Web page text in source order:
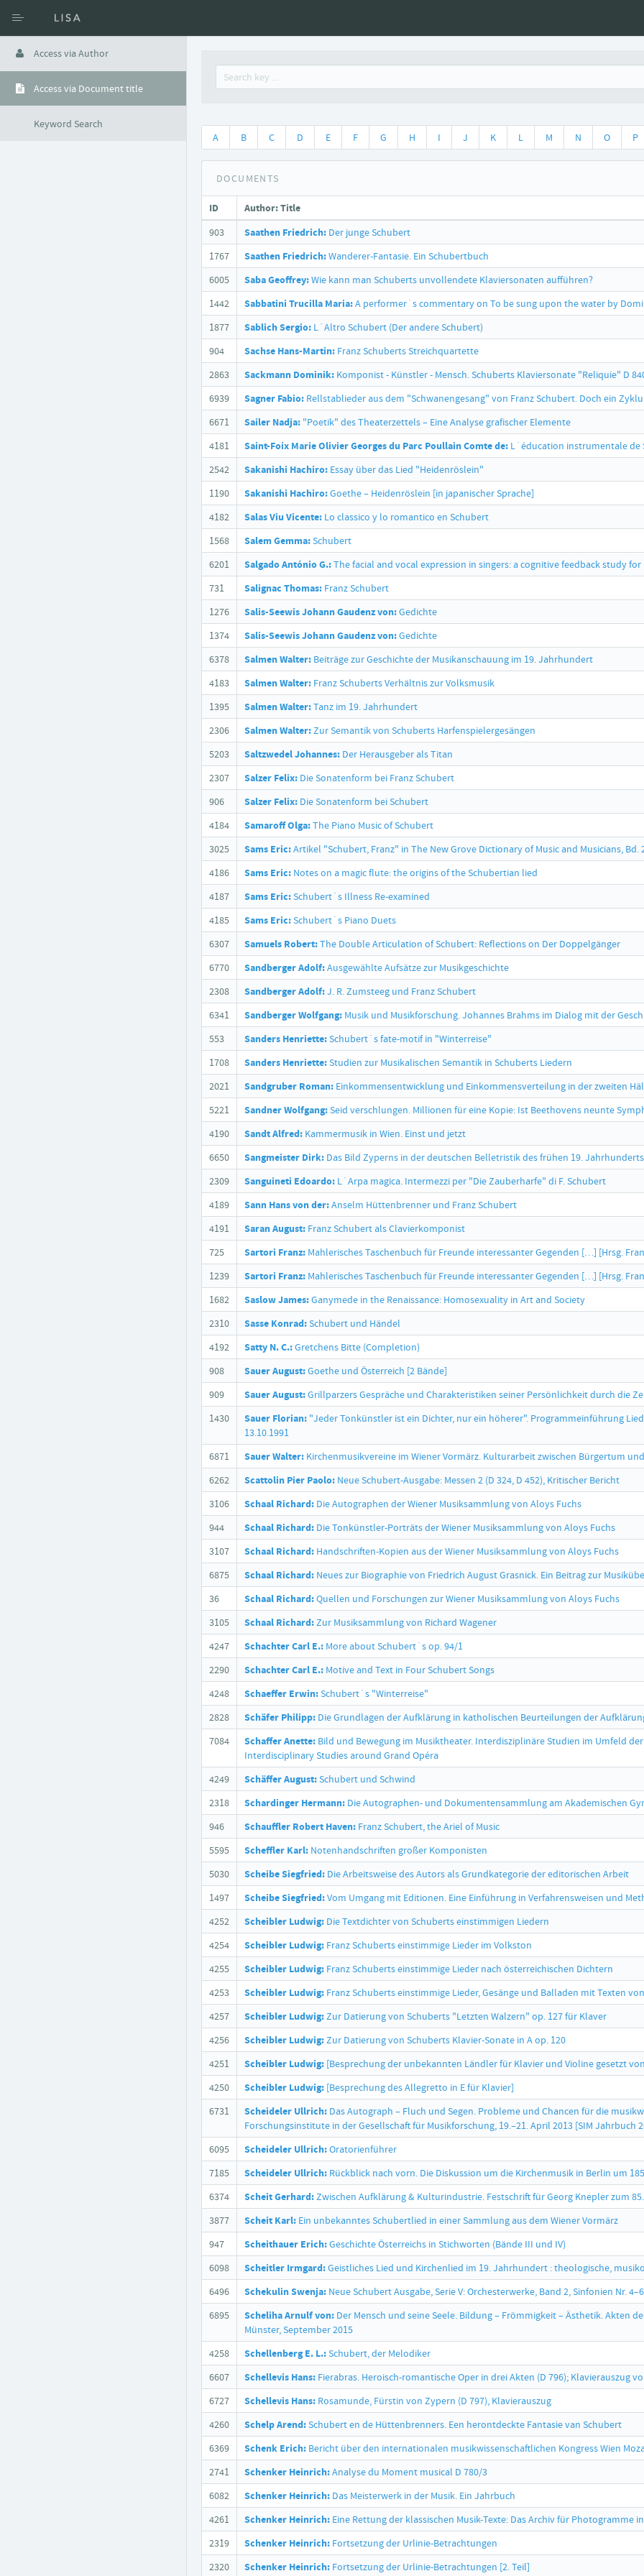
Access via Author
Access via Document title
Keyword Search
A
B C D E F G H I J K L M N O P
DOCUMENTS
ID Author: Title
903
Saathen Friedrich: Der junge Schubert
1767
Saathen Friedrich:Wanderer-Fantasie. Ein Schubertbuch
6005
Saba Geoffrey:Wie kann man Schuberts unvollendete Klaviersonaten aufführen?
1442
Sabbatini Trucilla Maria:A performer´s commentary on To be sung upon the water by
1877
Sablich Sergio: L´Altro Schubert (Der andere Schubert)
904
Sachse Hans-Martin: Franz Schuberts Streichquartette
2863
Sackmann Dominik: Komponist - Künstler - Mensch. Schuberts Klaviersonate "Reliquie" D
6939
Sagner Fabio: Rellstablieder aus dem "Schwanengesang" von Franz Schubert. Doch ein
6671
Sailer Nadja: "Poetik" des Theaterzettels – Eine Analyse grafischer Elemente
4181
Saint-Foix Marie Olivier Georges du Parc Poullain Comte de: L´éducation instrumentale de
2542
Sakanishi Hachiro: Essay über das Lied "Heidenröslein"
1190
Sakanishi Hachiro:Goethe – Heidenröslein [in japanischer Sprache]
4182
Salas Viu Vicente: Lo classico y lo romantico en Schubert
1568
Salem Gemma:Schubert
6201
Salgado António G.:The facial and vocal expression in singers: a cognitive feedback study
731
Salignac Thomas: Franz Schubert
1276
Salis-Seewis Johann Gaudenz von:Gedichte
1374
Salis-Seewis Johann Gaudenz von:Gedichte
6378
Salmen Walter: Beiträge zur Geschichte der Musikanschauung im 19. Jahrhundert
4183
Salmen Walter: Franz Schuberts Verhältnis zur Volksmusik
1395
Salmen Walter:Tanz im 19. Jahrhundert
2306
Salmen Walter:Zur Semantik von Schuberts Harfenspielergesängen
5203
Saltzwedel Johannes: Der Herausgeber als Titan
2307
Salzer Felix: Die Sonatenform bei Franz Schubert
906
Salzer Felix: Die Sonatenform bei Schubert
4184
Samaroff Olga:The Piano Music of Schubert
3025
Sams Eric:Artikel "Schubert, Franz" in The New Grove Dictionary of Music and Musicians, Bd.
4186
Sams Eric: Notes on a magic flute: the origins of the Schubertian lied
4187
Sams Eric:Schubert´s Illness Re-examined
4185
Sams Eric:Schubert´s Piano Duets
6307
Samuels Robert:The Double Articulation of Schubert: Reflections on Der Doppelgänger
6770
Sandberger Adolf:Ausgewählte Aufsätze zur Musikgeschichte
2308
Sandberger Adolf:J. R. Zumsteeg und Franz Schubert
6341
Sandberger Wolfgang: Musik und Musikforschung. Johannes Brahms im Dialog mit der
553
Sanders Henriette:Schubert´s fate-motif in "Winterreise"
1708
Sanders Henriette:Studien zur Musikalischen Semantik in Schuberts Liedern
2021
Sandgruber Roman: Einkommensentwicklung und Einkommensverteilung in der zweiten
5221
Sandner Wolfgang:Seid verschlungen. Millionen für eine Kopie: Ist Beethovens neunte
4190
Sandt Alfred: Kammermusik in Wien. Einst und jetzt
6650
Sangmeister Dirk: Das Bild Zyperns in der deutschen Belletristik des frühen 19. Jahrhunderts
2309
Sanguineti Edoardo: L´Arpa magica. Intermezzi per "Die Zauberharfe" di F. Schubert
4189
Sann Hans von der:Anselm Hüttenbrenner und Franz Schubert
4191
Saran August: Franz Schubert als Clavierkomponist
725
Sartori Franz: Mahlerisches Taschenbuch für Freunde interessanter Gegenden […] [Hrsg.
1239
Sartori Franz: Mahlerisches Taschenbuch für Freunde interessanter Gegenden […] [Hrsg.
1682
Saslow James:Ganymede in the Renaissance: Homosexuality in Art and Society
2310
Sasse Konrad:Schubert und Händel
4192
Satty N. C.:Gretchens Bitte (Completion)
908
Sauer August:Goethe und Österreich [2 Bände]
909
Sauer August:Grillparzers Gespräche und Charakteristiken seiner Persönlichkeit durch die
1430
Sauer Florian: "Jeder Tonkünstler ist ein Dichter, nur ein höherer". Programmeinführung
13.10.1991
6871
Sauer Walter: Kirchenmusikvereine im Wiener Vormärz. Kulturarbeit zwischen Bürgertum
6262
Scattolin Pier Paolo: Neue Schubert-Ausgabe: Messen 2 (D 324, D 452), Kritischer Bericht
3106
Schaal Richard: Die Autographen der Wiener Musiksammlung von Aloys Fuchs
944
Schaal Richard: Die Tonkünstler-Porträts der Wiener Musiksammlung von Aloys Fuchs
3107
Schaal Richard: Handschriften-Kopien aus der Wiener Musiksammlung von Aloys Fuchs
6875
Schaal Richard: Neues zur Biographie von Friedrich August Grasnick. Ein Beitrag zur
36
Schaal Richard:Quellen und Forschungen zur Wiener Musiksammlung von Aloys Fuchs
3105
Schaal Richard:Zur Musiksammlung von Richard Wagener
4247
Schachter Carl E.: More about Schubert´s op. 94/1
2290
Schachter Carl E.: Motive and Text in Four Schubert Songs
4248
Schaeffer Erwin:Schubert´s "Winterreise"
2828
Schäfer Philipp: Die Grundlagen der Aufklärung in katholischen Beurteilungen der
7084
Schaffer Anette: Bild und Bewegung im Musiktheater. Interdisziplinäre Studien im Umfeld
Interdisciplinary Studies around Grand Opéra
4249
Schäffer August:Schubert und Schwind
2318
Schardinger Hermann: Die Autographen- und Dokumentensammlung am Akademischen
946
Schauffler Robert Haven: Franz Schubert, the Ariel of Music
5595
Scheffler Karl: Notenhandschriften großer Komponisten
5030
Scheibe Siegfried: Die Arbeitsweise des Autors als Grundkategorie der editorischen Arbeit
1497
Scheibe Siegfried:Vom Umgang mit Editionen. Eine Einführung in Verfahrensweisen und
4252
Scheibler Ludwig: Die Textdichter von Schuberts einstimmigen Liedern
4254
Scheibler Ludwig: Franz Schuberts einstimmige Lieder im Volkston
4255
Scheibler Ludwig: Franz Schuberts einstimmige Lieder nach österreichischen Dichtern
4253
Scheibler Ludwig: Franz Schuberts einstimmige Lieder, Gesänge und Balladen mit Texten
4257
Scheibler Ludwig:Zur Datierung von Schuberts "Letzten Walzern" op. 127 für Klaver
4256
Scheibler Ludwig:Zur Datierung von Schuberts Klavier-Sonate in A op. 120
4251
Scheibler Ludwig: [Besprechung der unbekannten Ländler für Klavier und Violine gesetzt
4250
Scheibler Ludwig: [Besprechung des Allegretto in E für Klavier]
6731
Scheideler Ullrich: Das Autograph – Fluch und Segen. Probleme und Chancen für die
Forschungsinstitute in der Gesellschaft für Musikforschung, 19.–21. April 2013 [SIM Jahrbuch
6095
Scheideler Ullrich:Oratorienführer
7185
Scheideler Ullrich: Rückblick nach vorn. Die Diskussion um die Kirchenmusik in Berlin um
6374
Scheit Gerhard:Zwischen Aufklärung & Kulturindustrie. Festschrift für Georg Knepler zum
3877
Scheit Karl: Ein unbekanntes Schubertlied in einer Sammlung aus dem Wiener Vormärz
947
Scheithauer Erich:Geschichte Österreichs in Stichworten (Bände III und IV)
6098
Scheitler Irmgard:Geistliches Lied und Kirchenlied im 19. Jahrhundert : theologische,
6496
Schekulin Swenja: Neue Schubert Ausgabe, Serie V: Orchesterwerke, Band 2, Sinfonien Nr.
6895
Scheliha Arnulf von: Der Mensch und seine Seele. Bildung – Frömmigkeit – Ästhetik. Akten
Münster, September 2015
4258
Schellenberg E. L.:Schubert, der Melodiker
6607
Schellevis Hans: Fierabras. Heroisch-romantische Oper in drei Akten (D 796); Klavierauszug
6727
Schellevis Hans: Rosamunde, Fürstin von Zypern (D 797), Klavierauszug
4260
Schelp Arend:Schubert en de Hüttenbrenners. Een herontdeckte Fantasie van Schubert
6369
Schenk Erich: Bericht über den internationalen musikwissenschaftlichen Kongress Wien
2741
Schenker Heinrich:Analyse du Moment musical D 780/3
6082
Schenker Heinrich: Das Meisterwerk in der Musik. Ein Jahrbuch
4261
Schenker Heinrich: Eine Rettung der klassischen Musik-Texte: Das Archiv für Photogramme
2319
Schenker Heinrich: Fortsetzung der Urlinie-Betrachtungen
2320
Schenker Heinrich: Fortsetzung der Urlinie-Betrachtungen [2. Teil]